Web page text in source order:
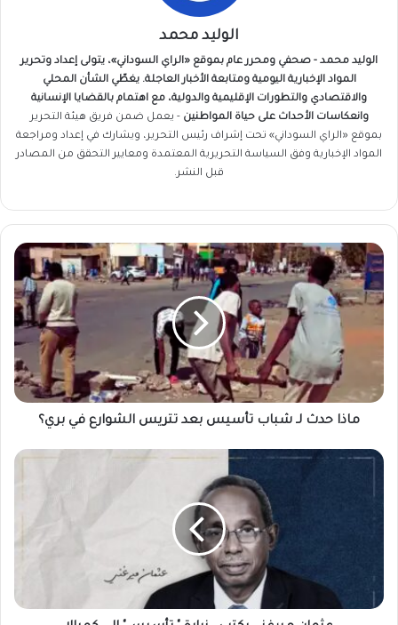
الوليد محمد
الوليد محمد - صحفي ومحرر عام بموقع «الراي السوداني»، يتولى إعداد وتحرير
المواد الإخبارية اليومية ومتابعة الأخبار العاجلة. يغطّي الشأن المحلي
والاقتصادي والتطورات الإقليمية والدولية، مع اهتمام بالقضايا الإنسانية
وانعكاسات الأحداث على حياة المواطنين - يعمل ضمن فريق هيئة التحرير
بموقع «الراي السوداني» تحت إشراف رئيس التحرير، ويشارك في إعداد ومراجعة
المواد الإخبارية وفق السياسة التحريرية المعتمدة ومعايير التحقق من المصادر
قبل النشر.
ماذا
حدث
لـ
شباب
تأسيس
تتريس
الشوارع
في
ماذا حدث لـ شباب تأسيس بعد تتريس الشوارع في بري؟
عثمان
يكتب..